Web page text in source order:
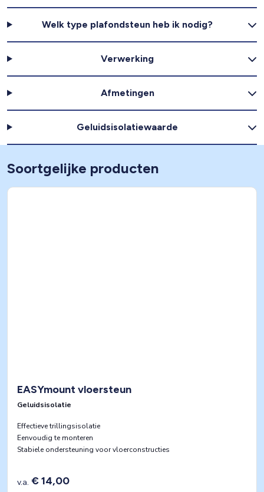
Welk type plafondsteun heb ik nodig?
Verwerking
Afmetingen
Geluidsisolatiewaarde
Soortgelijke producten
EASYmount vloersteun
Geluidsisolatie
Effectieve trillingsisolatie
Eenvoudig te monteren
Stabiele ondersteuning voor vloerconstructies
v.a. € 14,00